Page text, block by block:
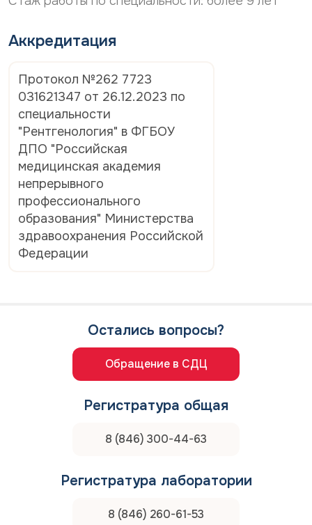
Аккредитация
Протокол №262 7723
031621347 от 26.12.2023 по
специальности
"Рентгенология" в ФГБОУ
ДПО "Российская
медицинская академия
непрерывного
профессионального
образования" Министерства
здравоохранения Российской
Федерации
Остались вопросы?
Обращение в СДЦ
Регистратура общая
8 (846) 300-44-63
Регистратура лаборатории
8 (846) 260-61-53
р
о
н
о
а
л